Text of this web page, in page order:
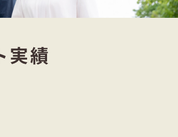
実績